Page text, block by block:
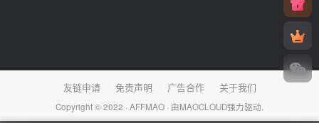
友链申请 免责声明 广告合作 关于我们
Copyright © 2022 · AFFMAO · 由MAOCLOUD强力驱动.